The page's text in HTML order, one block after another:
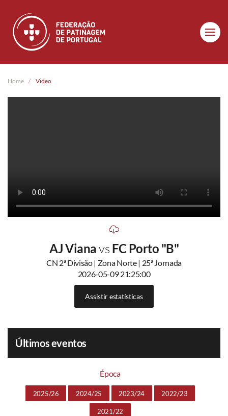
Skip to main content
Home Video
AJ Vianavs FC Porto "B"
CN 2ª Divisão | Zona Norte | 25ª Jornada
2026-05-09 21:25:00
Assistir estatísticas
Últimos eventos
Época
2025/26 2024/25 2023/24 2022/23
2021/22